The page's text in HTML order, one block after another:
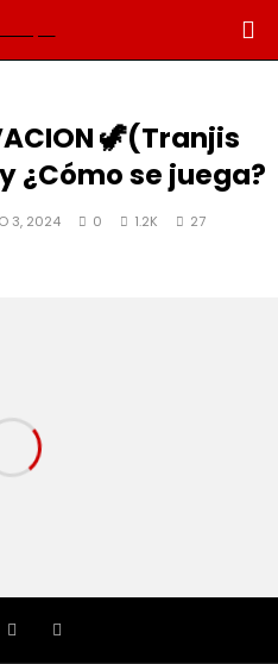
🦖(Tranjis
¿Cómo se juega?
3, 2024 0 1.2K 27